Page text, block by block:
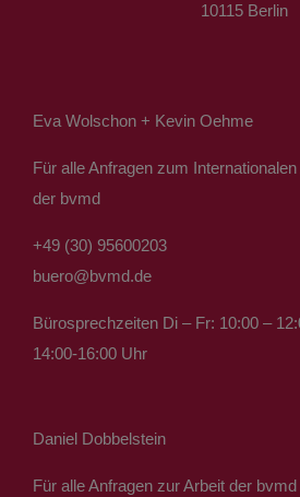
10115 Berlin
Eva Wolschon + Kevin Oehme
Für alle Anfragen zum
der bvmd
+49 (30) 95600203
buero@bvmd.de
Bürosprechzeiten Di – Fr: 10:00 –
14:00-16:00 Uhr
Daniel Dobbelstein
Für alle Anfragen zur Arbeit der